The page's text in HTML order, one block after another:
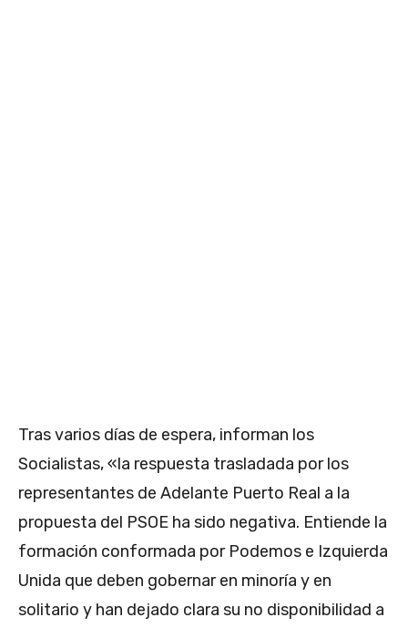
Tras varios días de espera, informan los
Socialistas, «la respuesta trasladada por los
representantes de Adelante Puerto Real a la
propuesta del PSOE ha sido negativa. Entiende la
formación conformada por Podemos e Izquierda
Unida que deben gobernar en minoría y en
solitario y han dejado clara su no disponibilidad a